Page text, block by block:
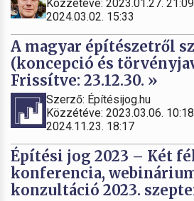
Közzétéve: 2023.01.27.
2024.03.02. 15:33
A magyar építészetről
(koncepció és
Frissítve: 23.12.30. »
Szerző: Építésijog.hu
Közzétéve: 2023.03.06.
2024.11.23. 18:17
Építési jog 2023 – Két
konferencia,
konzultáció 2023.